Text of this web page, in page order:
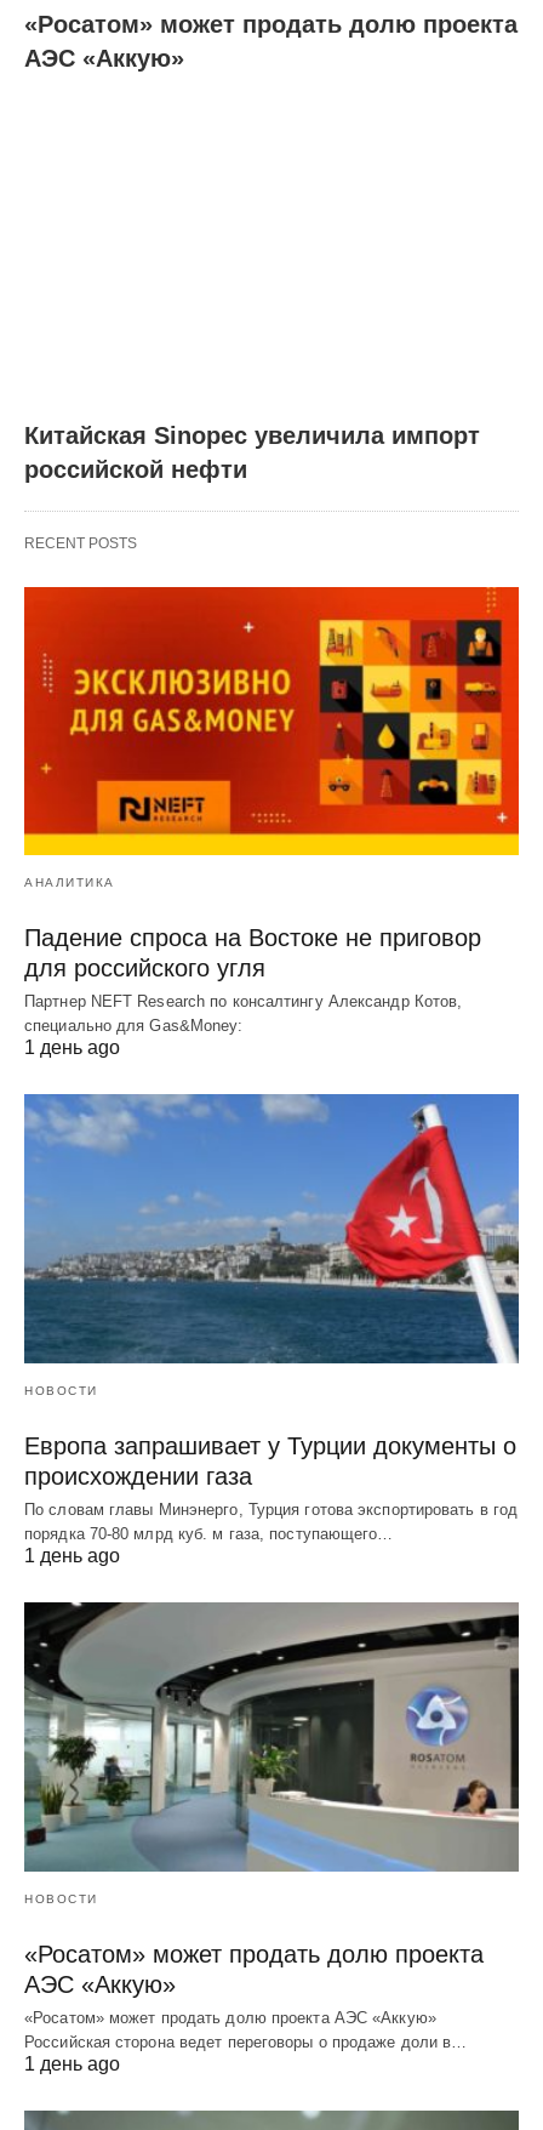
«Росатом» может продать долю проекта
АЭС «Аккую»
Китайская Sinopec увеличила импорт
российской нефти
RECENT POSTS
АНАЛИТИКА
Падение спроса на Востоке не приговор
для российского угля
Партнер NEFT Research по консалтингу Александр Котов,
специально для Gas&Money:
1 день ago
НОВОСТИ
Европа запрашивает у Турции документы о
происхождении газа
По словам главы Минэнерго, Турция готова экспортировать в год
порядка 70-80 млрд куб. м газа, поступающего…
1 день ago
НОВОСТИ
«Росатом» может продать долю проекта
АЭС «Аккую»
«Росатом» может продать долю проекта АЭС «Аккую»
Российская сторона ведет переговоры о продаже доли в…
1 день ago